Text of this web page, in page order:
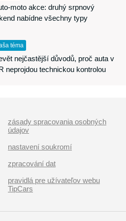
moto akce: druhý srpnový
nabídne všechny typy
téma
nejčastější důvodů, proč auta v
neprojdou technickou kontrolou
zásady spracovania osobných
údajov
nastavení soukromí
zpracování dat
pravidlá pre užívateľov webu
TipCars